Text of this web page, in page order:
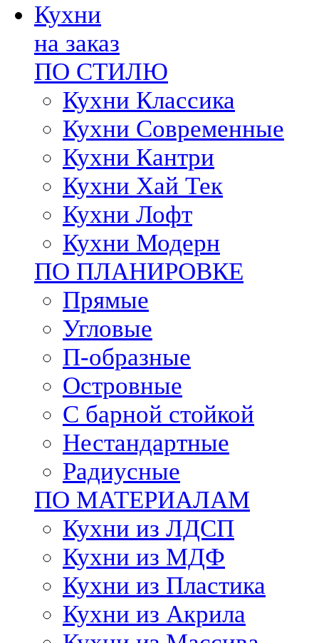
Кухни
на заказ
ПО СТИЛЮ
Кухни Классика
Кухни Современные
Кухни Кантри
Кухни Хай Тек
Кухни Лофт
Кухни Модерн
ПО ПЛАНИРОВКЕ
Прямые
Угловые
П-образные
Островные
С барной стойкой
Нестандартные
Радиусные
ПО МАТЕРИАЛАМ
Кухни из ЛДСП
Кухни из МДФ
Кухни из Пластика
Кухни из Акрила